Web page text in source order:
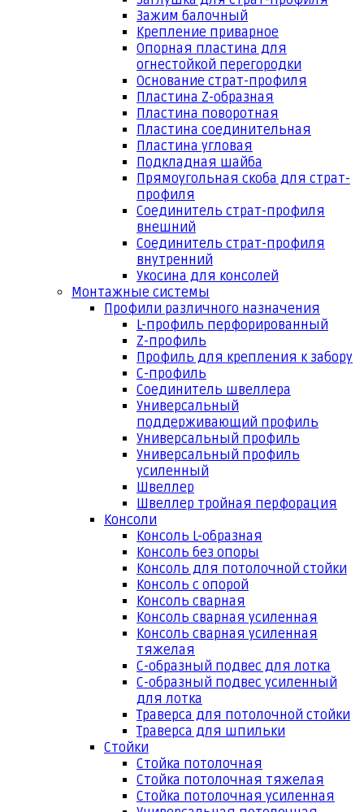
Зажим балочный
Крепление приварное
Опорная пластина для
огнестойкой перегородки
Основание страт-профиля
Пластина Z-образная
Пластина поворотная
Пластина соединительная
Пластина угловая
Подкладная шайба
Прямоугольная скоба для страт-
профиля
Соединитель страт-профиля
внешний
Соединитель страт-профиля
внутренний
Укосина для консолей
Монтажные системы
Профили различного назначения
L-профиль перфорированный
Z-профиль
Профиль для крепления к забору
С-профиль
Соединитель швеллера
Универсальный
поддерживающий профиль
Универсальный профиль
Универсальный профиль
усиленный
Швеллер
Швеллер тройная перфорация
Консоли
Консоль L-образная
Консоль без опоры
Консоль для потолочной стойки
Консоль с опорой
Консоль сварная
Консоль сварная усиленная
Консоль сварная усиленная
тяжелая
С-образный подвес для лотка
С-образный подвес усиленный
для лотка
Траверса для потолочной стойки
Траверса для шпильки
Стойки
Стойка потолочная
Стойка потолочная тяжелая
Стойка потолочная усиленная